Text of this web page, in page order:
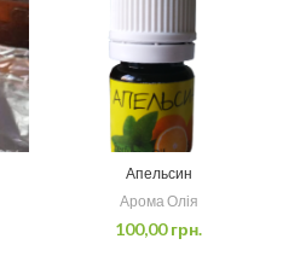
Апельсин
Арома Олія
100,00грн.